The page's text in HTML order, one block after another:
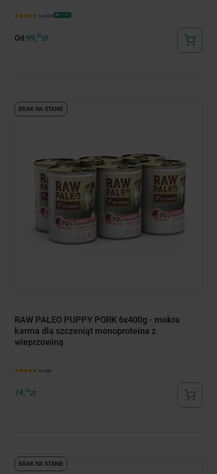
5.0 (307) Bestseller
Od:99,90zł
RAW PALEO PUPPY PORK 6x400g - mokra
karma dla szczeniąt monoproteina z
wieprzowiną
5.0 (66)
74,90zł
BRAK NA STANIE
BRAK NA STANIE